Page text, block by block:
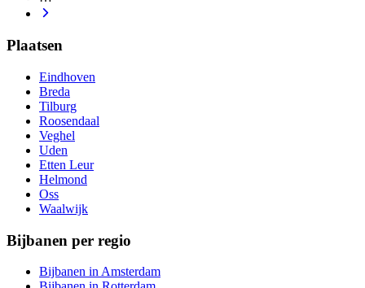
Plaatsen
Eindhoven
Breda
Tilburg
Roosendaal
Veghel
Uden
Etten Leur
Helmond
Oss
Waalwijk
Bijbanen per regio
Bijbanen in Amsterdam